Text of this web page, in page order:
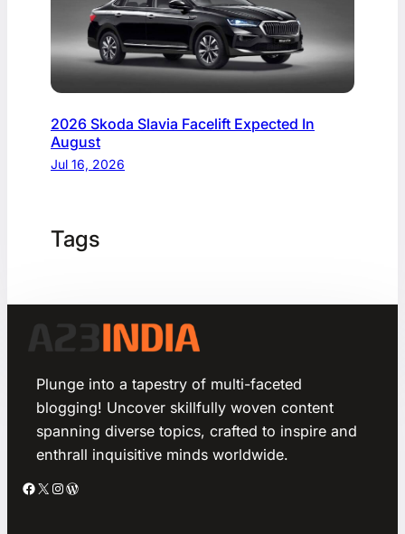
2026 Skoda Slavia Facelift Expected In
August
Jul 16, 2026
Tags
Plunge into a tapestry of multi-faceted
blogging! Uncover skillfully woven content
spanning diverse topics, crafted to inspire and
enthrall inquisitive minds worldwide.
Facebook X Instagram WordPress